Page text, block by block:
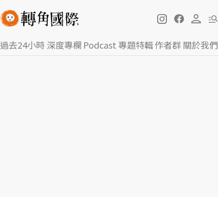
過去24小時深度專欄 Podcast 專題特輯作者群關於我們